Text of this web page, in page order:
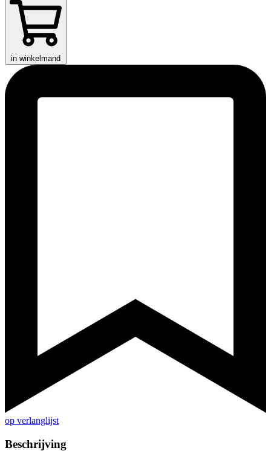
in winkelmand
op verlanglijst
Beschrijving